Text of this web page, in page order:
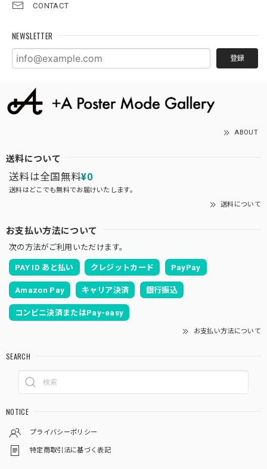
CONTACT
NEWSLETTER
登録
ABOUT
送料について
送料は全国無料¥0
送料はどこでも無料でお届けいたします。
送料について
お支払い方法について
次の方法がご利用いただけます。
PAY ID あと払い クレジットカード PayPay
Amazon Pay キャリア決済 銀行振込
コンビニ決済またはPay-easy
お支払い方法について
SEARCH
NOTICE
プライバシーポリシー
特定商取引法に基づく表記